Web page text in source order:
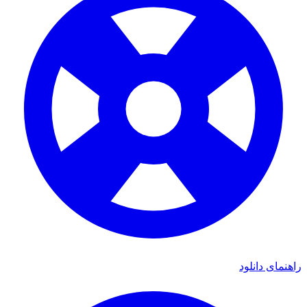
دانلود